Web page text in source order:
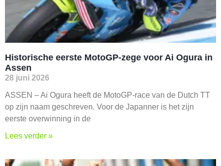
Historische eerste MotoGP-zege voor Ai Ogura in
Assen
28 juni 2026
ASSEN – Ai Ogura heeft de MotoGP-race van de Dutch TT
op zijn naam geschreven. Voor de Japanner is het zijn
eerste overwinning in de
Lees verder »